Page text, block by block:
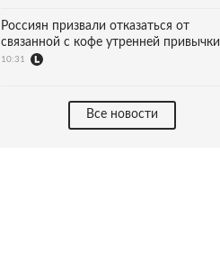
Россиян призвали отказаться от
связанной с кофе утренней привычки
10:31
Все новости